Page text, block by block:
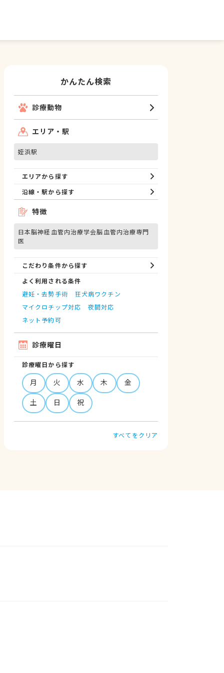
かんたん検索
診療動物
エリア・駅
姪浜駅
エリアから探す
沿線・駅から探す
特徴
日本脳神経血管内治療学会脳血管内治療専門
医
こだわり条件から探す
よく利用される条件
避妊・去勢手術
狂犬病ワクチン
マイクロチップ対応
夜間対応
ネット予約可
診療曜日
診療曜日から探す
月 火 水 木
金
土
日 祝
すべてをクリア